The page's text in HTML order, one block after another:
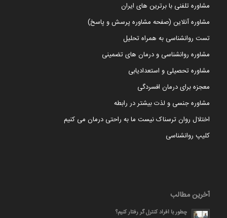
مشاوره تلفنی با برترین های ایران
مشاوره آنلاین (صفحه مشاوره پرسش و پاسخ)
تست روانشناسی به همراه تحلیل
مشاوره روانشناسی و درمان های تضمینی
مشاوره تحصیلی و استعدادیابی
معجزه برای درمان افسردگی
مشاوره جنسی و لذت بیشتر در رابطه
اختلال روان ترسناک نیست ما به راحتی درمان می کنیم
کلیپ روانشناسی
آخرین مطالب
چطور با افراد کنترل گر رفتار کنیم؟